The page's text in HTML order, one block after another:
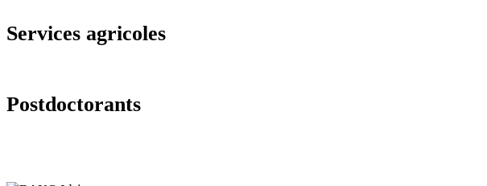
Services agricoles
Postdoctorants​